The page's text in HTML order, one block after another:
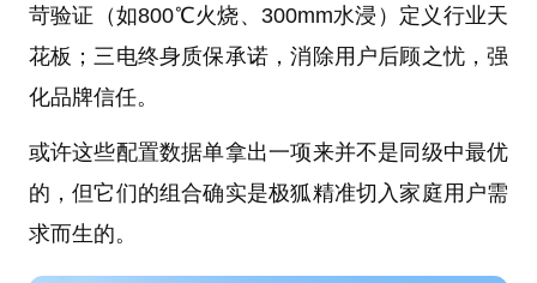
苛验证（如800℃火烧、300mm水浸）定义行业天
花板；三电终身质保承诺，消除用户后顾之忧，强
化品牌信任。
或许这些配置数据单拿出一项来并不是同级中最优
的，但它们的组合确实是极狐精准切入家庭用户需
求而生的。